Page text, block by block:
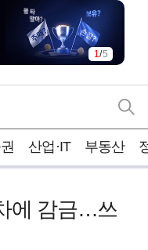
1/5
산업·IT 부동산
에 감금…쓰